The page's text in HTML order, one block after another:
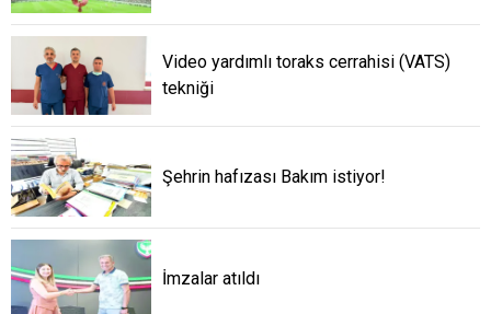
Video yardımlı toraks cerrahisi (VATS)
tekniği
Şehrin hafızası Bakım istiyor!
İmzalar atıldı